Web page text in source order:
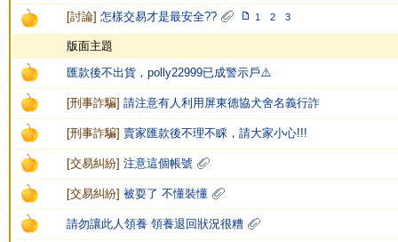
[討論] 怎樣交易才是最安全?? 1 2 3
版面主題
匯款後不出貨，polly22999已成警示戶⚠️
[刑事詐騙] 請注意有人利用屏東德協犬舍名義行詐
[刑事詐騙] 賣家匯款後不理不睬，請大家小心!!!
[交易糾紛] 注意這個帳號
[交易糾紛] 被耍了 不懂裝懂
請勿讓此人領養 領養退回狀況很糟